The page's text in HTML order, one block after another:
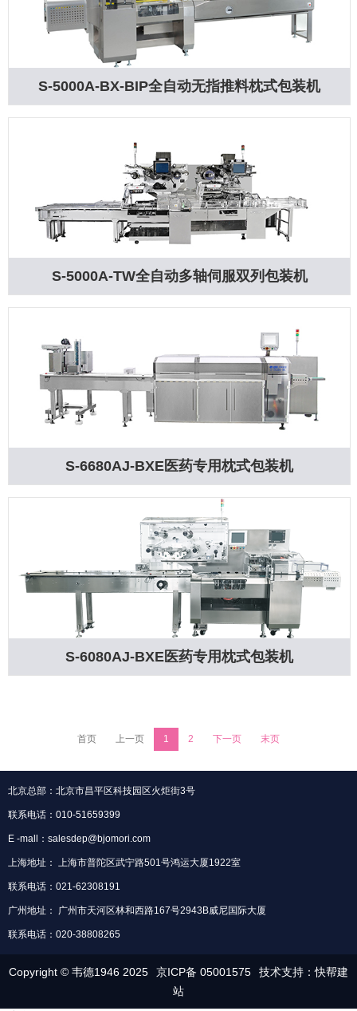
S-5000A-BX-BIP全自动无指推料枕式包装机
S-5000A-TW全自动多轴伺服双列包装机
S-6680AJ-BXE医药专用枕式包装机
S-6080AJ-BXE医药专用枕式包装机
首页 上一页 1 2 下一页 末页
北京总部：北京市昌平区科技园区火炬街3号
联系电话：010-51659399
E -mall：salesdep@bjomori.com
上海地址： 上海市普陀区武宁路501号鸿运大厦1922室
联系电话：021-62308191
广州地址： 广州市天河区林和西路167号2943B威尼国际大厦
联系电话：020-38808265
Copyright © 韦德1946 2025 京ICP备 05001575
技术支持：快帮建
站